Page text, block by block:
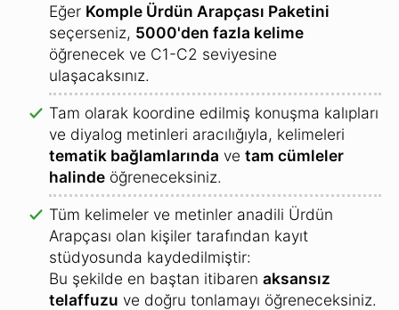
Eğer Komple Ürdün Arapçası Paketini
seçerseniz, 5000'den fazla kelime
öğrenecek ve C1-C2 seviyesine
ulaşacaksınız.
Tam olarak koordine edilmiş konuşma kalıpları
ve diyalog metinleri aracılığıyla, kelimeleri
tematik bağlamlarında ve tam cümleler
halinde öğreneceksiniz.
Tüm kelimeler ve metinler anadili Ürdün
Arapçası olan kişiler tarafından kayıt
stüdyosunda kaydedilmiştir:
Bu şekilde en baştan itibaren aksansız
telaffuzu ve doğru tonlamayı öğreneceksiniz.